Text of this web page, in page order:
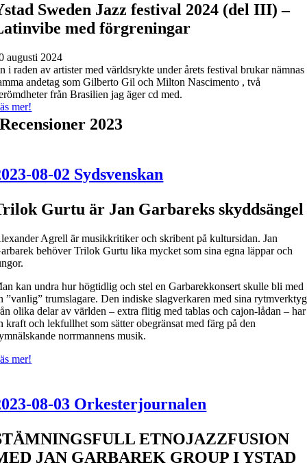
Sweden Jazz festival 2024 (del III) –
med förgreningar
augusti 2024
i raden av artister med världsrykte under årets festival brukar nämnas
andetag som Gilberto Gil och Milton Nascimento , två
från Brasilien jag äger cd med.
mer!
Recensioner 2023
08-02 Sydsvenskan
Gurtu är Jan Garbareks skyddsängel
Agrell är musikkritiker och skribent på kultursidan. Jan
behöver Trilok Gurtu lika mycket som sina egna läppar och
kan undra hur högtidlig och stel en Garbarekkonsert skulle bli med
”vanlig” trumslagare. Den indiske slagverkaren med sina rytmverktyg
olika delar av världen – extra flitig med tablas och cajon-lådan – har
kraft och lekfullhet som sätter obegränsat med färg på den
norrmannens musik.
mer!
08-03 Orkesterjournalen
ETNOJAZZFUSION
JAN GARBAREK GROUP I YSTAD